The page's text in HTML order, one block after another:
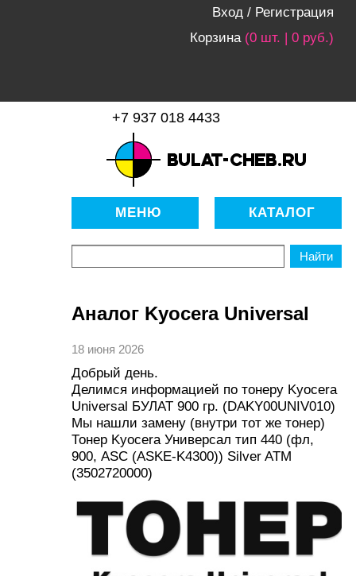
Вход / Регистрация
Корзина (0 шт. | 0 руб.)
материалы для копировально-
множительной техники
+7 937 018 4433
МЕНЮ КАТАЛОГ
Аналог Kyocera Universal
18 июня 2026
Добрый день.
Делимся информацией по тонеру Kyocera
Universal БУЛАТ 900 гр. (DAKY00UNIV010)
Мы нашли замену (внутри тот же тонер)
Тонер Kyocera Универсал тип 440 (фл,
900, ASC (ASKE-K4300)) Silver ATM
(3502720000)